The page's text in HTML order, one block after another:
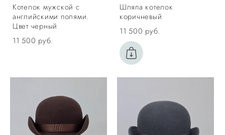
Котелок мужской с
английскими полями.
Цвет черный
11 500 pуб.
Шляпа котелок
коричневый
11 500 pуб.